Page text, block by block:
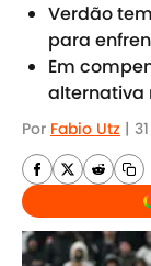
Verdão
para
Em
alternativa
Por Fabio Utz |